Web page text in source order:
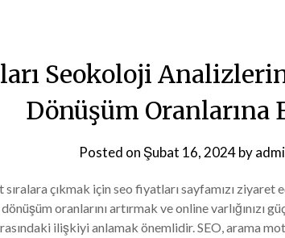
Seokoloji
Dönüşüm Oranlarına
Posted on Şubat 16, 2024by
sıralara çıkmak için seo fiyatları sayfamızı
oranlarını artırmak ve online varlığınızı
ilişkiyi anlamak önemlidir. SEO, arama